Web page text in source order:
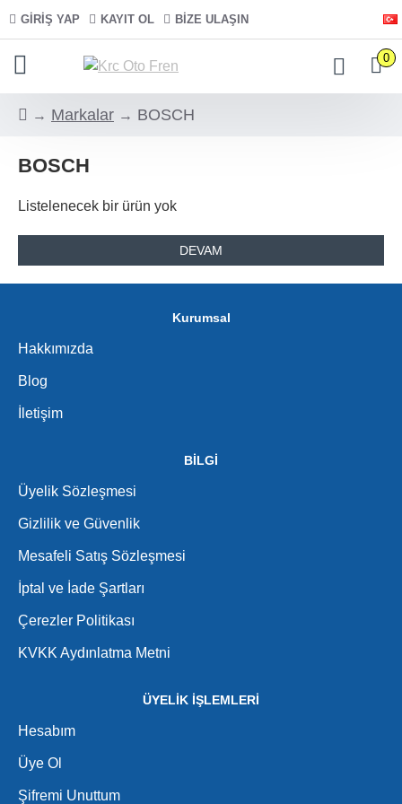
GIRIŞ YAP KAYIT OL BIZE ULAŞIN
0
Markalar BOSCH
BOSCH
Listelenecek bir ürün yok
DEVAM
Kurumsal
Hakkımızda
Blog
İletişim
BİLGİ
Üyelik Sözleşmesi
Gizlilik ve Güvenlik
Mesafeli Satış Sözleşmesi
İptal ve İade Şartları
Çerezler Politikası
KVKK Aydınlatma Metni
ÜYELİK İŞLEMLERİ
Hesabım
Üye Ol
Şifremi Unuttum